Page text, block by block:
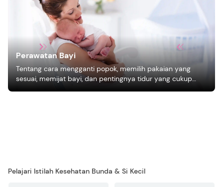
Perawatan Bayi
Tentang cara mengganti popok, memilih pakaian yang
sesuai, memijat bayi, dan pentingnya tidur yang cukup
bagi pertumbuhan bayi.
Pelajari Istilah Kesehatan Bunda & Si Kecil